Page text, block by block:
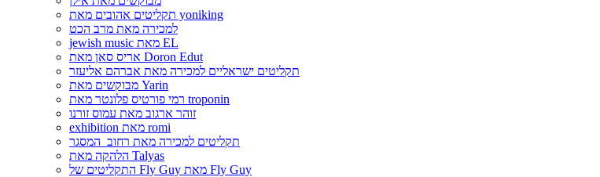
תקליטים אהובים מאת yoniking
למכירה מאת מרב הכט
jewish music מאת EL
אריס סאן מאת Doron Edut
תקליטים ישראליים למכירה מאת אברהם אליעזר
מבוקשים מאת Yarin
רמי פורטיס פלונטר מאת troponin
זוהר ארגוב מאת עמוס זורנו
exhibition מאת romi
תקליטים למכירה מאת רחוב_המסגר
הלהקה מאת Talyas
התקליטים של Fly Guy מאת Fly Guy